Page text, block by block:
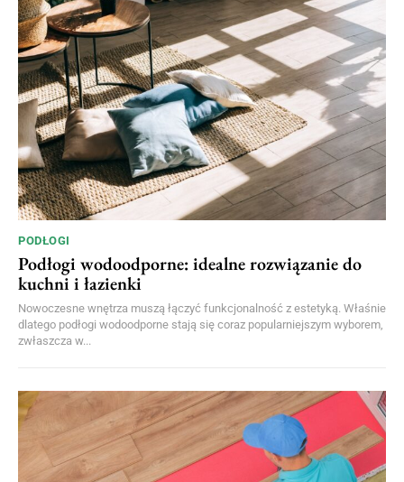
PODŁOGI
Podłogi wodoodporne: idealne rozwiązanie do
kuchni i łazienki
Nowoczesne wnętrza muszą łączyć funkcjonalność z estetyką. Właśnie
dlatego podłogi wodoodporne stają się coraz popularniejszym wyborem,
zwłaszcza w...